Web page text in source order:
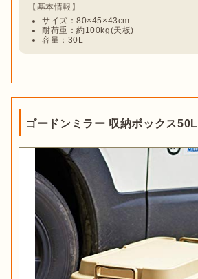
サイズ：80×45×43cm
耐荷重：約100kg(天板)
容量：30L
ゴードンミラー 収納ボックス50L